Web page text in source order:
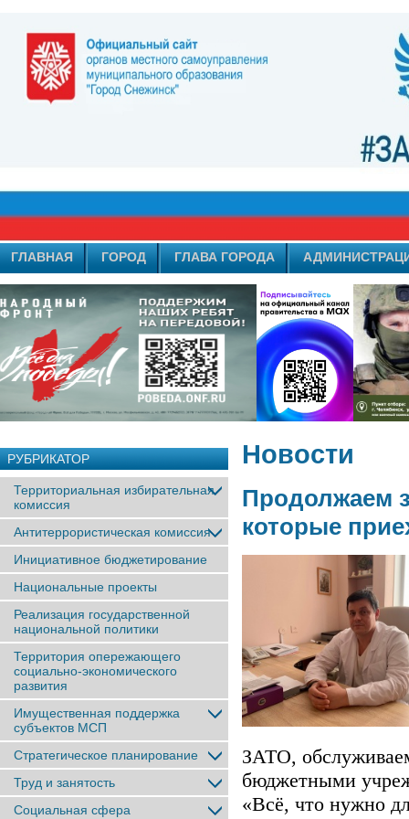
ГЛАВНАЯ ГОРОД ГЛАВА ГОРОДА
РУБРИКАТОР
Территориальная избирательная
комиссия
Антитеррористическая комиссия
Инициативное бюджетирование
Национальные проекты
Реализация государственной
национальной политики
Территория опережающего
социально-экономического
развития
Имущественная поддержка
субъектов МСП
Стратегическое планирование
Труд и занятость
Социальная сфера
Новости
Продолжаем
которые
ЗАТО,
бюджетными
«Всё, что нужно